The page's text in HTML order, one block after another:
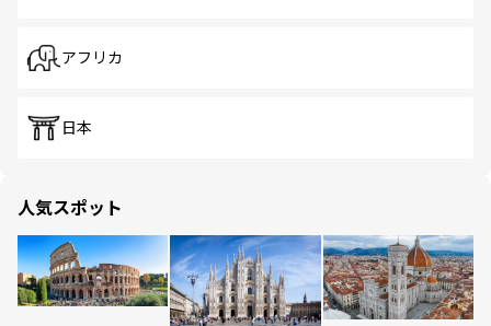
アフリカ
日本
人気スポット